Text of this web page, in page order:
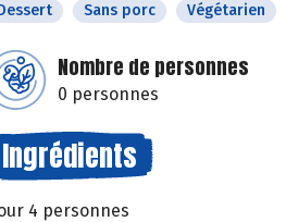
Sans porc Végétarien
Nombre de personnes
0 personnes
Ingrédients
4 personnes